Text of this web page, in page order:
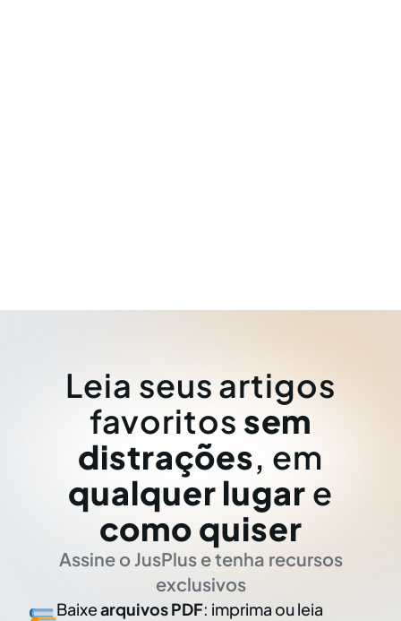
Leia seus artigos
favoritos sem
distrações, em
qualquer lugar e
como quiser
Assine o JusPlus e tenha recursos
exclusivos
Baixearquivos PDF: imprima ou leia